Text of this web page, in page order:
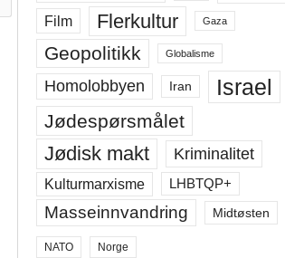
Film Flerkultur Gaza
Geopolitikk Globalisme
Homolobbyen Iran Israel
Jødespørsmålet
Jødisk makt Kriminalitet
Kulturmarxisme LHBTQP+
Masseinnvandring Midtøsten
NATO Norge